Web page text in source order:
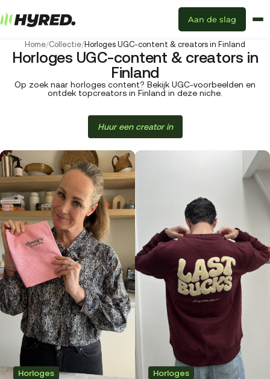
Aan de slag
Home/Collectie/Horloges UGC-content & creators in Finland
Horloges UGC-content & creators in
Finland
Op zoek naar horloges content? Bekijk UGC-voorbeelden en
ontdek topcreators in Finland in deze niche.
Huur een creator in
Horloges Horloges